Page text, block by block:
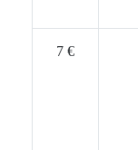
7 €